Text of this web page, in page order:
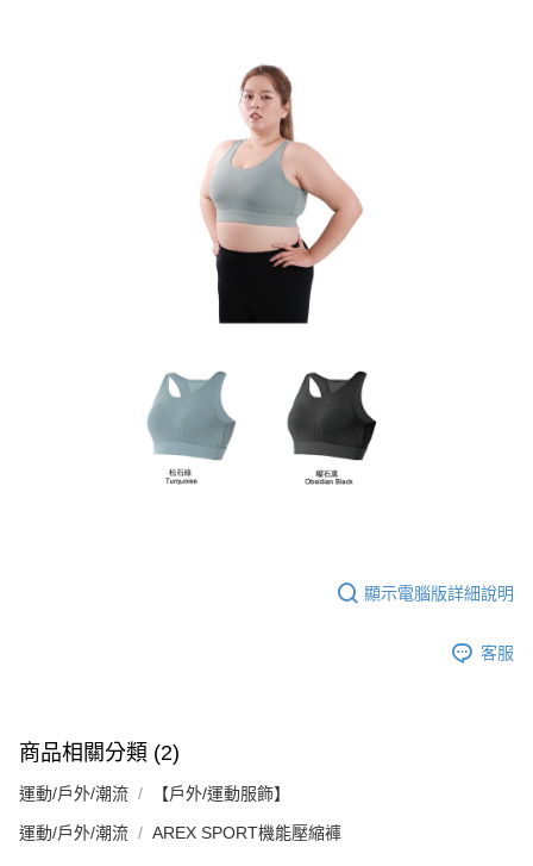
顯示電腦版詳細說明
客服
商品相關分類 (2)
運動/戶外/潮流 【戶外/運動服飾】
運動/戶外/潮流 AREX SPORT機能壓縮褲